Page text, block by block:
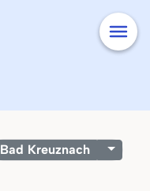
Bad Kreuznach